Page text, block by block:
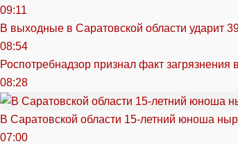
09:11
В выходные в Саратовской области ударит
08:54
Роспотребнадзор признал факт загрязнения
08:28
В Саратовской области 15-летний юноша
07:00